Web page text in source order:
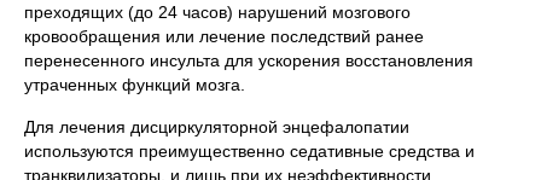
преходящих (до 24 часов) нарушений мозгового
кровообращения или лечение последствий ранее
перенесенного инсульта для ускорения восстановления
утраченных функций мозга.
Для лечения дисциркуляторной энцефалопатии
используются преимущественно седативные средства и
транквилизаторы, и лишь при их неэффективности